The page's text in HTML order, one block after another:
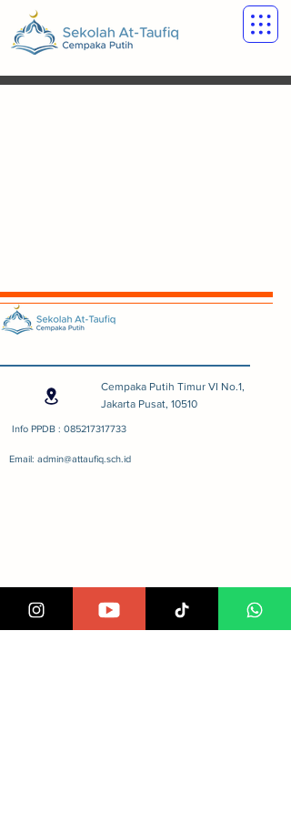
Cempaka Putih Timur VI No.1,
Jakarta Pusat, 10510
Info PPDB : 085217317733
Email: admin@attaufiq.sch.id